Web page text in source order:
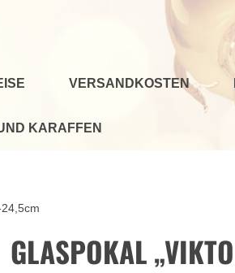
VERSANDKOSTEN
KARAFFEN
GLASPOKAL